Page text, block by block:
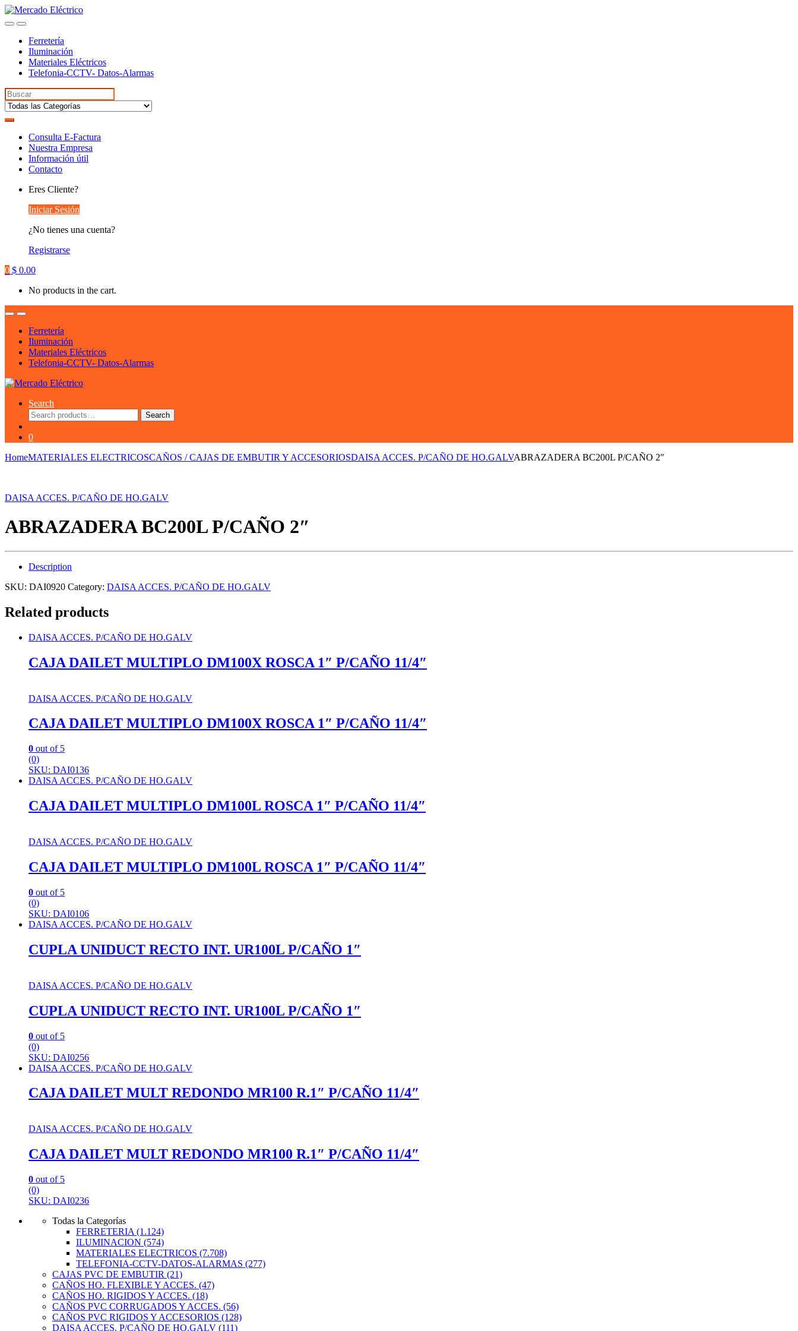
Ferretería
Iluminación
Materiales Eléctricos
Telefonia-CCTV- Datos-Alarmas
Search
for:
Consulta E-Factura
Nuestra Empresa
Información útil
Contacto
Eres Cliente?
Iniciar Sesión
¿No tienes una cuenta?
Registrarse
0 $ 0.00
No products in the cart.
Ferretería
Iluminación
Materiales Eléctricos
Telefonia-CCTV- Datos-Alarmas
Search
Search
for:
Search
0
HomeMATERIALES ELECTRICOSCAÑOS / CAJAS DE EMBUTIR Y ACCESORIOSDAISA ACCES. P/CAÑO DE HO.GALVABRAZADERA BC200L P/CAÑO 2″
DAISA ACCES. P/CAÑO DE HO.GALV
ABRAZADERA BC200L P/CAÑO 2″
Description
SKU: DAI0920 Category: DAISA ACCES. P/CAÑO DE HO.GALV
Related products
DAISA ACCES. P/CAÑO DE HO.GALV
CAJA DAILET MULTIPLO DM100X ROSCA 1″ P/CAÑO 11/4″
DAISA ACCES. P/CAÑO DE HO.GALV
CAJA DAILET MULTIPLO DM100X ROSCA 1″ P/CAÑO 11/4″
0 out of 5
(0)
SKU: DAI0136
DAISA ACCES. P/CAÑO DE HO.GALV
CAJA DAILET MULTIPLO DM100L ROSCA 1″ P/CAÑO 11/4″
DAISA ACCES. P/CAÑO DE HO.GALV
CAJA DAILET MULTIPLO DM100L ROSCA 1″ P/CAÑO 11/4″
0 out of 5
(0)
SKU: DAI0106
DAISA ACCES. P/CAÑO DE HO.GALV
CUPLA UNIDUCT RECTO INT. UR100L P/CAÑO 1″
DAISA ACCES. P/CAÑO DE HO.GALV
CUPLA UNIDUCT RECTO INT. UR100L P/CAÑO 1″
0 out of 5
(0)
SKU: DAI0256
DAISA ACCES. P/CAÑO DE HO.GALV
CAJA DAILET MULT REDONDO MR100 R.1″ P/CAÑO 11/4″
DAISA ACCES. P/CAÑO DE HO.GALV
CAJA DAILET MULT REDONDO MR100 R.1″ P/CAÑO 11/4″
0 out of 5
(0)
SKU: DAI0236
Todas la Categorías
FERRETERIA (1.124)
ILUMINACION (574)
MATERIALES ELECTRICOS (7.708)
TELEFONIA-CCTV-DATOS-ALARMAS (277)
CAJAS PVC DE EMBUTIR (21)
CAÑOS HO. FLEXIBLE Y ACCES. (47)
CAÑOS HO. RIGIDOS Y ACCES. (18)
CAÑOS PVC CORRUGADOS Y ACCES. (56)
CAÑOS PVC RIGIDOS Y ACCESORIOS (128)
DAISA ACCES. P/CAÑO DE HO.GALV (111)